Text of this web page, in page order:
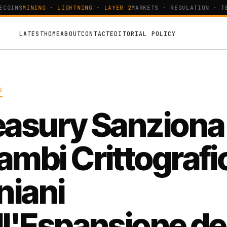
MINING · LIGHTNING · LAYER 2 MARKETS · REGULATION ·
LATESTHOMEABOUTCONTACTEDITORIAL POLICY